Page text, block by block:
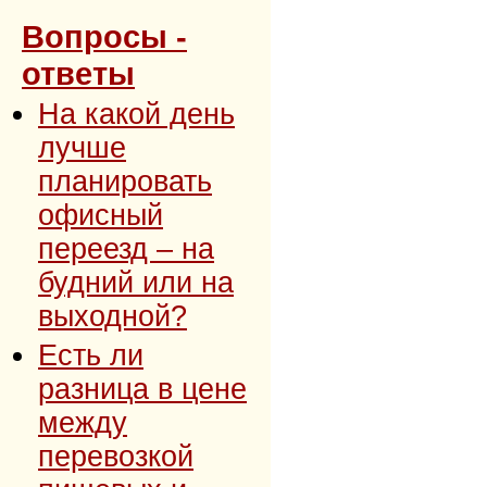
Вопросы -
ответы
На какой день
лучше
планировать
офисный
переезд – на
будний или на
выходной?
Есть ли
разница в цене
между
перевозкой